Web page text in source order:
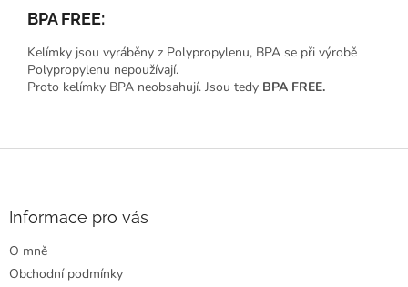
BPA FREE:
Kelímky jsou vyráběny z Polypropylenu, BPA se při výrobě
Polypropylenu nepoužívají.
Proto kelímky BPA neobsahují. Jsou tedy BPA FREE.
Informace pro vás
O mně
Obchodní podmínky